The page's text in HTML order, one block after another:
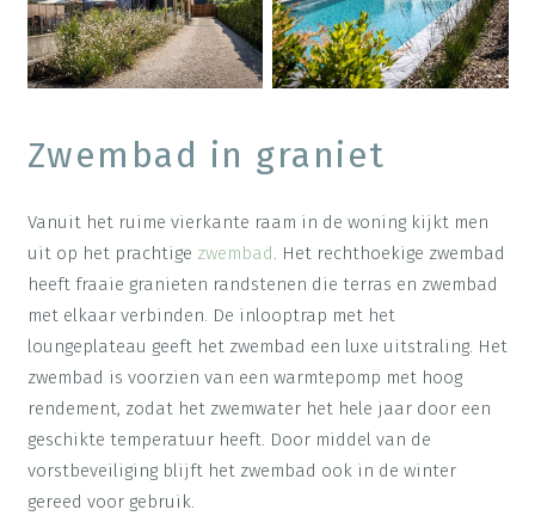
Zwembad in graniet
Vanuit het ruime vierkante raam in de woning kijkt men
uit op het prachtige zwembad . Het rechthoekige zwembad
heeft fraaie granieten randstenen die terras en zwembad
met elkaar verbinden. De inlooptrap met het
loungeplateau geeft het zwembad een luxe uitstraling. Het
zwembad is voorzien van een warmtepomp met hoog
rendement, zodat het zwemwater het hele jaar door een
geschikte temperatuur heeft. Door middel van de
vorstbeveiliging blijft het zwembad ook in de winter
gereed voor gebruik.